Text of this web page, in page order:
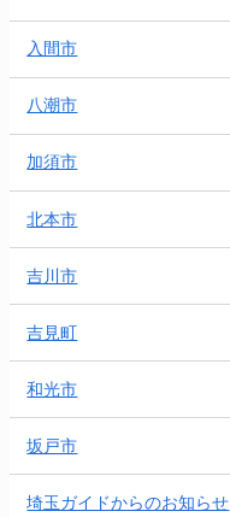
入間市
八潮市
加須市
北本市
吉川市
吉見町
和光市
坂戸市
埼玉ガイドからのお知らせ